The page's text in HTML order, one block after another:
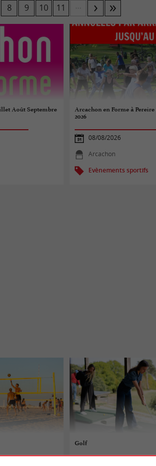
8 9 10 11
Août Septembre
Arcachon en Forme à
2026
08/08/2026
Arcachon
Evènements sportifs
Golf